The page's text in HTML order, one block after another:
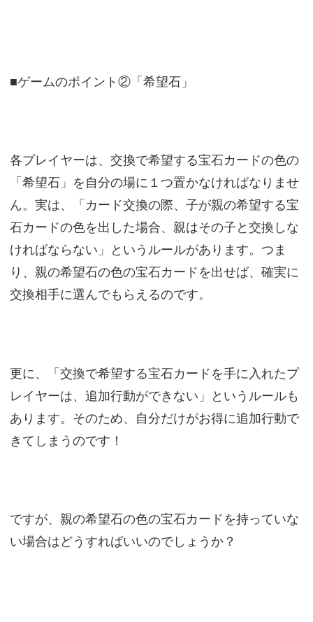
■ゲームのポイント②「希望石」
各プレイヤーは、交換で希望する宝石カードの色の
「希望石」を自分の場に１つ置かなければなりませ
ん。実は、「カード交換の際、子が親の希望する宝
石カードの色を出した場合、親はその子と交換しな
ければならない」というルールがあります。つま
り、親の希望石の色の宝石カードを出せば、確実に
交換相手に選んでもらえるのです。
更に、「交換で希望する宝石カードを手に入れたプ
レイヤーは、追加行動ができない」というルールも
あります。そのため、自分だけがお得に追加行動で
きてしまうのです！
ですが、親の希望石の色の宝石カードを持っていな
い場合はどうすればいいのでしょうか？